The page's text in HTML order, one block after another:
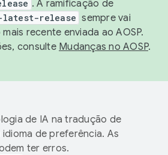
. A ramificação de
latest-release sempre vai
recente enviada ao AOSP.
consulte Mudanças no AOSP.
de IA na tradução de
de preferência. As
ter erros.